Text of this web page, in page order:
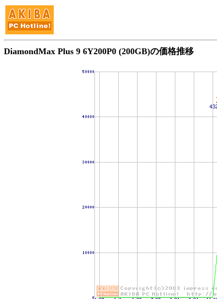
DiamondMax Plus 9 6Y200P0 (200GB)の価格推移